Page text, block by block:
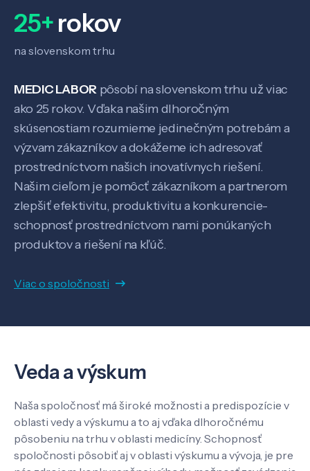
Veda a výskum
Pôsobenie
25+rokov
na slovenskom trhu
MEDIC LABOR pôsobí na slovenskom trhu už viac
ako 25 rokov. Vďaka našim dlhoročným
skúsenostiam rozumieme jedinečným potrebám a
výzvam zákazníkov a dokážeme ich adresovať
prostredníctvom našich inovatívnych riešení.
Našim cieľom je pomôcť zákazníkom a partnerom
zlepšiť efektivitu, produktivitu a konkurencie-
schopnosť prostredníctvom nami ponúkaných
produktov a riešení na kľúč.
Viac o spoločnosti
Veda a výskum
Naša spoločnosť má široké možnosti a predispozície v
oblasti vedy a výskumu a to aj vďaka dlhoročnému
pôsobeniu na trhu v oblasti medicíny. Schopnosť
spoločnosti pôsobiť aj v oblasti výskumu a vývoja, je pre